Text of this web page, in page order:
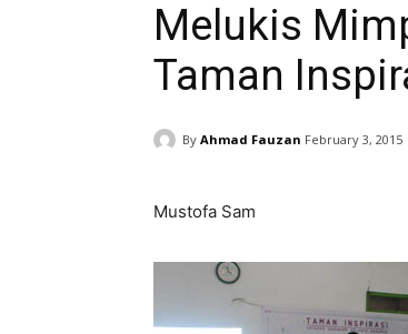
Melukis
Taman
By Ahmad Fauzan February 3, 2015
Mustofa Sam